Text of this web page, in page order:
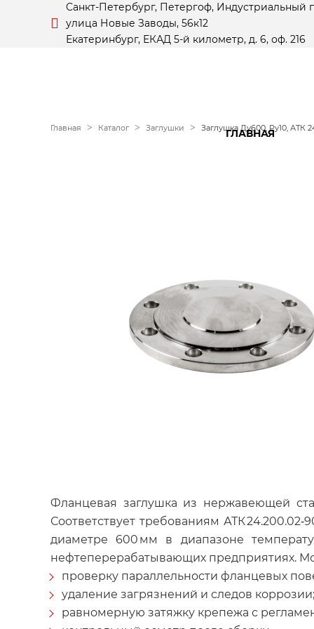
Санкт-Петербург, Петергоф, Индустриальный
улица Новые Заводы, 56к12
Екатеринбург, ЕКАД 5-й километр, д. 6, оф. 216
ГЛАВНАЯ
Главная Каталог Заглушки Заглушка Ду600, Ру10, АТК
Фланцевая заглушка из нержавеющей
Соответствует требованиям АТК
диаметре 600 мм в диапазоне
нефтеперерабатывающих предприятиях.
проверку параллельности фланцевых
удаление загрязнений и следов коррозии;
равномерную затяжку крепежа с